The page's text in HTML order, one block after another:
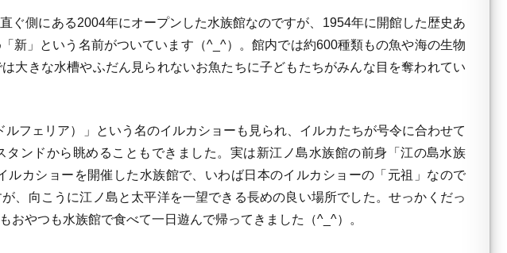
ぐ側にある2004年にオープンした水族館なのですが、1954年に開館した歴史あ
新」という名前がついています（^_^）。館内では約600種類もの魚や海の生物
大きな水槽やふだん見られないお魚たちに子どもたちがみんな目を奪われてい
フェリア）」という名のイルカショーも見られ、イルカたちが号令に合わせて
ンドから眺めることもできました。実は新江ノ島水族館の前身「江の島水族
ルカショーを開催した水族館で、いわば日本のイルカショーの「元祖」なので
、向こうに江ノ島と太平洋を一望できる長めの良い場所でした。せっかくだっ
おやつも水族館で食べて一日遊んで帰ってきました（^_^）。